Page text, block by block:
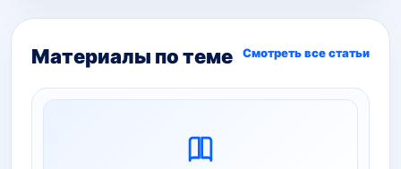
Материалы по теме Смотреть все статьи